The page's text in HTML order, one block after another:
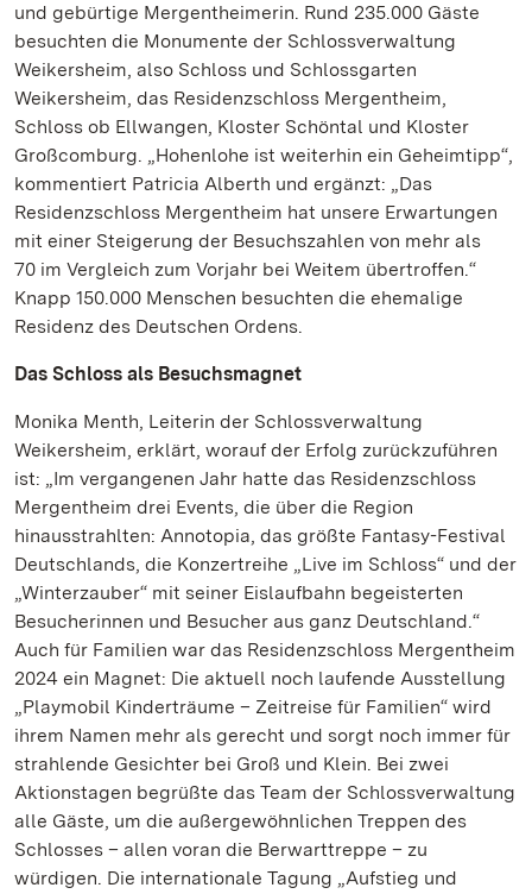
und gebürtige Mergentheimerin. Rund 235.000 Gäste
besuchten die Monumente der Schlossverwaltung
Weikersheim, also Schloss und Schlossgarten
Weikersheim, das Residenzschloss Mergentheim,
Schloss ob Ellwangen, Kloster Schöntal und Kloster
Großcomburg. „Hohenlohe ist weiterhin ein Geheimtipp“,
kommentiert Patricia Alberth und ergänzt: „Das
Residenzschloss Mergentheim hat unsere Erwartungen
mit einer Steigerung der Besuchszahlen von mehr als
70 im Vergleich zum Vorjahr bei Weitem übertroffen.“
Knapp 150.000 Menschen besuchten die ehemalige
Residenz des Deutschen Ordens.
Das Schloss als Besuchsmagnet
Monika Menth, Leiterin der Schlossverwaltung
Weikersheim, erklärt, worauf der Erfolg zurückzuführen
ist: „Im vergangenen Jahr hatte das Residenzschloss
Mergentheim drei Events, die über die Region
hinausstrahlten: Annotopia, das größte Fantasy-Festival
Deutschlands, die Konzertreihe „Live im Schloss“ und der
„Winterzauber“ mit seiner Eislaufbahn begeisterten
Besucherinnen und Besucher aus ganz Deutschland.“
Auch für Familien war das Residenzschloss Mergentheim
2024 ein Magnet: Die aktuell noch laufende Ausstellung
„Playmobil Kinderträume – Zeitreise für Familien“ wird
ihrem Namen mehr als gerecht und sorgt noch immer für
strahlende Gesichter bei Groß und Klein. Bei zwei
Aktionstagen begrüßte das Team der Schlossverwaltung
alle Gäste, um die außergewöhnlichen Treppen des
Schlosses – allen voran die Berwarttreppe – zu
würdigen. Die internationale Tagung „Aufstieg und